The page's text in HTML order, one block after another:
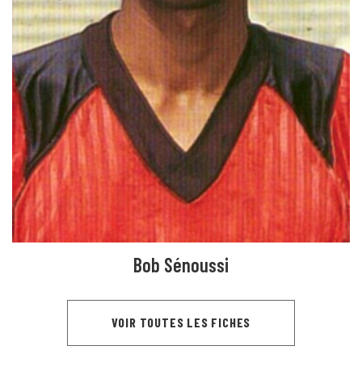
Bob Sénoussi
VOIR TOUTES LES FICHES